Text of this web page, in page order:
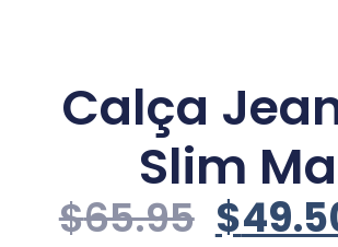
Calça
Slim
$65.95 $